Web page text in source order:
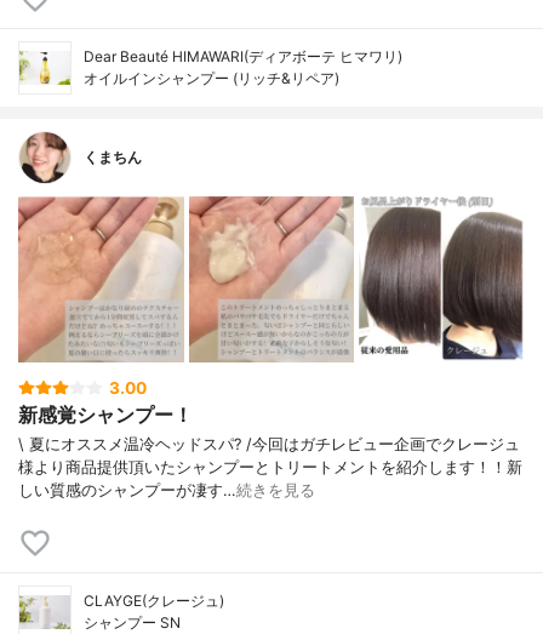
Dear Beauté HIMAWARI(ディアボーテ ヒマワリ)
オイルインシャンプー (リッチ&リペア)
くまちん
3.00
新感覚シャンプー！
\ 夏にオススメ温冷ヘッドスパ? /今回はガチレビュー企画でクレージュ
様より商品提供頂いたシャンプーとトリートメントを紹介します！！新
しい質感のシャンプーが凄す…続きを見る
CLAYGE(クレージュ)
シャンプー SN